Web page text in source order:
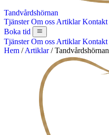
Tandvårdshörnan
TjänsterOm oss ArtiklarKontakt
Boka tid
TjänsterOm oss ArtiklarKontakt
Hem / Artiklar / Tandvårdshörnan